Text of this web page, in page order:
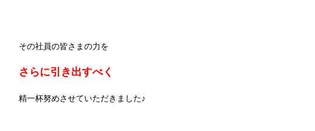
その社員の皆さまの力を
さらに引き出すべく
精一杯努めさせていただきました♪